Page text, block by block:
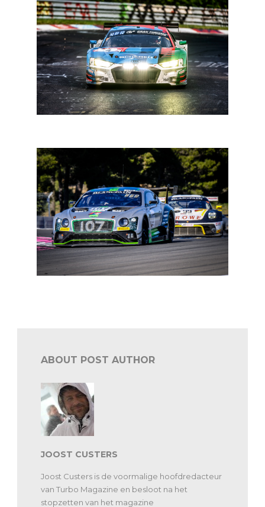
ABOUT POST AUTHOR
JOOST CUSTERS
Joost Custers is de voormalige hoofdredacteur
van Turbo Magazine en besloot na het
stopzetten van het magazine